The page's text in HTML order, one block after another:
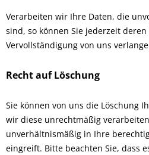
Verarbeiten wir Ihre Daten, die
sind, so können Sie jederzeit
Vervollständigung von uns
Recht auf Löschung
Sie können von uns die Löschung
wir diese unrechtmäßig
unverhältnismäßig in Ihre
eingreift. Bitte beachten Sie, dass